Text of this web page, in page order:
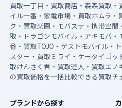
買取一丁目・買取商店・森森買取
イル一番・家電市場・買取ホムラ・
ク・買取楽園・モバステ・携帯空間
取・ドラゴンモバイル・アキモバ・
番・買取TOJO・ゲストモバイル・
スター・買取ミライ・ケータイゴ
取けんさく君・買取達人・買取エノ
の買取価格を一括比較できる買取チ
ブランドから探す